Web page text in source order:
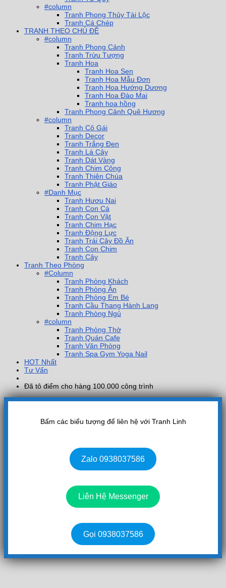
#column
Tranh Phong Thủy Tài Lộc
Tranh Cá Chép
TRANH THEO CHỦ ĐỀ
#column
Tranh Phong Cảnh
Tranh Trừu Tượng
Tranh Hoa
Tranh Hoa Sen
Tranh Hoa Mẫu Đơn
Tranh Hoa Hướng Dương
Tranh Hoa Đào Mai
Tranh hoa hồng
Tranh Phong Cảnh Quê Hương
#column
Tranh Cô Gái
Tranh Decor
Tranh Trắng Đen
Tranh Lá Cây
Tranh Dát Vàng
Tranh Chim Công
Tranh Thiên Chúa
Tranh Phật Giáo
#Danh Mục
Tranh Hươu Nai
Tranh Con Cá
Tranh Con Vật
Tranh Chim Hạc
Tranh Động Lực
Tranh Trái Cây Đồ Ăn
Tranh Con Chim
Tranh Cây
Tranh Theo Phòng
#Column
Tranh Phòng Khách
Tranh Phòng Ăn
Tranh Phòng Em Bé
Tranh Cầu Thang Hành Lang
Tranh Phòng Ngủ
#column
Tranh Phòng Thờ
Tranh Quán Cafe
Tranh Văn Phòng
Tranh Spa Gym Yoga Nail
HOT Nhất
Tư Vấn
Đã tô điểm cho hàng 100.000 công trình
Bấm các biểu tượng để liên hệ với Tranh Linh
Zalo 0938037586
Liên Hệ Messenger
Gọi 0938037586